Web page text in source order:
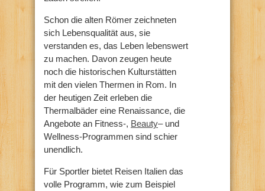
Schon die alten Römer zeichneten
sich Lebensqualität aus, sie
verstanden es, das Leben lebenswert
zu machen. Davon zeugen heute
noch die historischen Kulturstätten
mit den vielen Thermen in Rom. In
der heutigen Zeit erleben die
Thermalbäder eine Renaissance, die
Angebote an Fitness-, Beauty– und
Wellness-Programmen sind schier
unendlich.
Für Sportler bietet Reisen Italien das
volle Programm, wie zum Beispiel